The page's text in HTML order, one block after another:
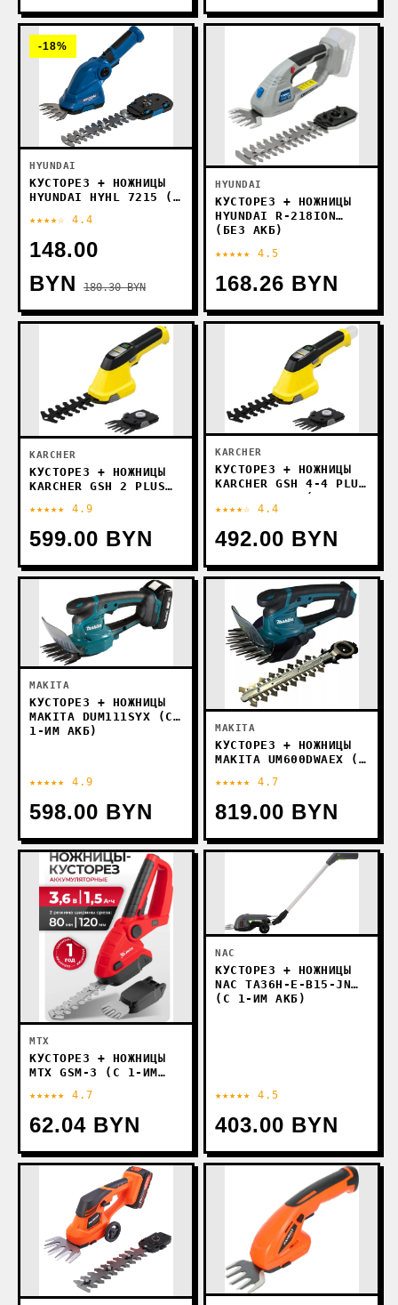
-18%
HYUNDAI
КУСТОРЕЗ + НОЖНИЦЫ
HYUNDAI HYHL 7215 (С
★★★★☆ 4.4
148.00
BYN
180.30 BYN
HYUNDAI
КУСТОРЕЗ + НОЖНИЦЫ
HYUNDAI R-218ION
(БЕЗ АКБ)
★★★★★ 4.5
168.26 BYN
KARCHER
КУСТОРЕЗ + НОЖНИЦЫ
KARCHER GSH 2 PLUS
★★★★★ 4.9
599.00 BYN
KARCHER
КУСТОРЕЗ + НОЖНИЦЫ
KARCHER GSH 4-4 PLUS
1.445-320.0 (БЕЗ
АКБ)
★★★★☆ 4.4
492.00 BYN
MAKITA
КУСТОРЕЗ + НОЖНИЦЫ
MAKITA DUM111SYX (С
1-ИМ АКБ)
★★★★★ 4.9
598.00 BYN
MAKITA
КУСТОРЕЗ + НОЖНИЦЫ
MAKITA UM600DWAEX (С
★★★★★ 4.7
819.00 BYN
MTX
КУСТОРЕЗ + НОЖНИЦЫ
MTX GSM-3 (С 1-ИМ
★★★★★ 4.7
62.04 BYN
NAC
КУСТОРЕЗ + НОЖНИЦЫ
NAC TA36H-E-B15-JN
(С 1-ИМ АКБ)
★★★★★ 4.5
403.00 BYN